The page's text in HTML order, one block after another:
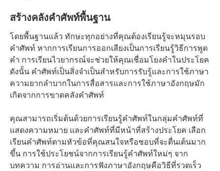
สร้างคลังคำศัพท์พื้นฐาน
โดยพื้นฐานแล้ว ทักษะทุกอย่างที่คุณต้องเรียนรู้จะหมุนรอบ
คำศัพท์ หากการเรียนการออกเสียงเป็นการเรียนรู้วิธีการพูด
คำ การเรียนไวยากรณ์จะช่วยให้คุณเชื่อมโยงคำในประโยค
ดังนั้น คำศัพท์เป็นสิ่งจำเป็นสำหรับการรับรู้และการใช้ภาษา
ความยากลำบากในการสื่อสารและการใช้ภาษาอังกฤษมัก
เกิดจากการขาดคลังคำศัพท์
คุณสามารถเริ่มต้นด้วยการเรียนรู้คำศัพท์ในกลุ่มคำศัพท์ที่
แสดงความหมาย และคำศัพท์ที่มีหน้าที่สร้างประโยค เลือก
เรียนคำศัพท์ตามหัวข้อที่คุณสนใจหรือชอบที่จะตื่นเต้นมาก
ขึ้น การใช้ประโยชน์จากการเรียนรู้คำศัพท์ใหม่ๆ จาก
บทความ การอ่านและการฟังภาษาอังกฤษคือวิธีที่รวดเร็ว